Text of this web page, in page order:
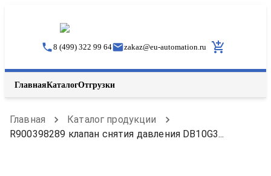
8 (499) 322 99 64 zakaz@eu-automation.ru
ГлавнаяКаталогОтгрузки
Главная
Каталог продукции
R900398289 клапан снятия давления DB10G3...